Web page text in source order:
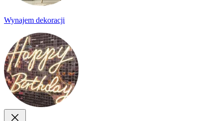
Wynajem dekoracji